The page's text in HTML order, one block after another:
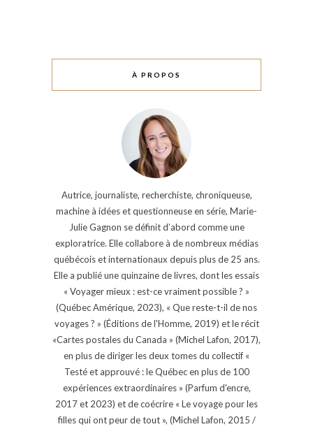
À PROPOS
Autrice, journaliste, recherchiste, chroniqueuse,
machine à idées et questionneuse en série, Marie-
Julie Gagnon se définit d’abord comme une
exploratrice. Elle collabore à de nombreux médias
québécois et internationaux depuis plus de 25 ans.
Elle a publié une quinzaine de livres, dont les essais
« Voyager mieux : est-ce vraiment possible ? »
(Québec Amérique, 2023), « Que reste-t-il de nos
voyages ? » (Éditions de l'Homme, 2019) et le récit
«Cartes postales du Canada » (Michel Lafon, 2017),
en plus de diriger les deux tomes du collectif «
Testé et approuvé : le Québec en plus de 100
expériences extraordinaires » (Parfum d'encre,
2017 et 2023) et de coécrire « Le voyage pour les
filles qui ont peur de tout », (Michel Lafon, 2015 /